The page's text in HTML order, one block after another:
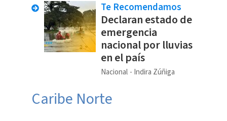
Te Recomendamos
Declaran estado de
emergencia
nacional por lluvias
en el país
Nacional Indira Zúñiga
Caribe Norte